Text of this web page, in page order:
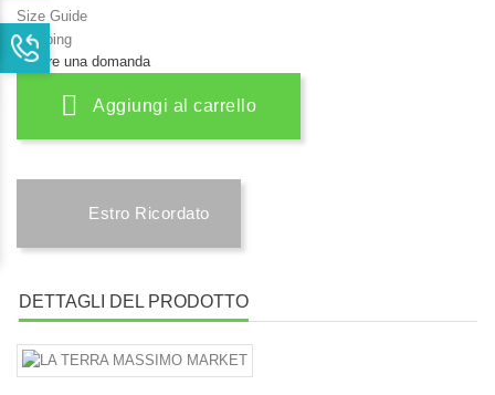
Size Guide
Shipping
fare una domanda
Aggiungi al carrello
Estro Ricordato
DETTAGLI DEL PRODOTTO